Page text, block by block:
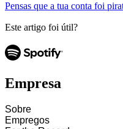
Pensas que a tua conta foi
Este artigo foi útil?
Empresa
Sobre
Empregos